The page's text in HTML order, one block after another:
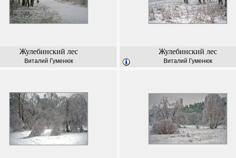
Жулебинский лес
Виталий Гуменюк
Жулебинский лес
Виталий Гуменюк